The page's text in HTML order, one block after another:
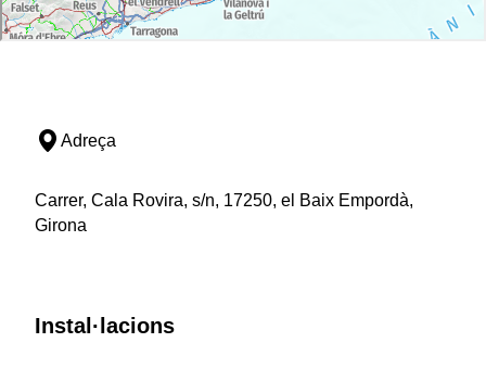
Adreça
Carrer, Cala Rovira, s/n, 17250, el Baix Empordà,
Girona
Instal·lacions